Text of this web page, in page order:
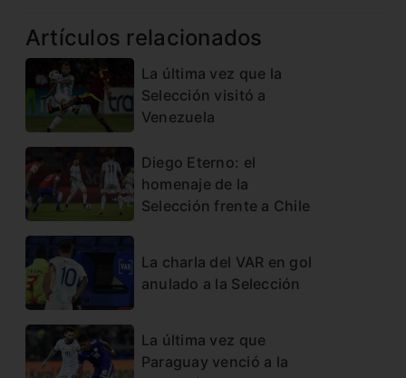
Artículos relacionados
La última vez que la
Selección visitó a
Venezuela
Diego Eterno: el
homenaje de la
Selección frente a Chile
La charla del VAR en gol
anulado a la Selección
La última vez que
Paraguay venció a la